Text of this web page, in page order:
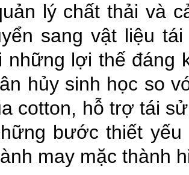
lý chất thải và
sang vật liệu
những lợi thế đáng
hủy sinh học so
cotton, hỗ trợ tái
bước thiết
may mặc thành